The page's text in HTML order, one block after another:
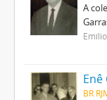
A
Enê
BR